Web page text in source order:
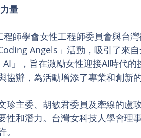
會員大會
量
師學會女性工程師委員會與台
Angels」活動，吸引了來
」，旨在激勵女性迎接AI時代
協辦，為活動增添了專業和創新的
珍主委、胡敏君委員及牽線的盧
性和潛力。台灣女科技人學會理